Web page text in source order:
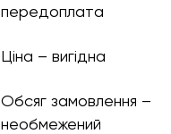
передоплата
Ціна – вигідна
Обсяг замовлення –
необмежений